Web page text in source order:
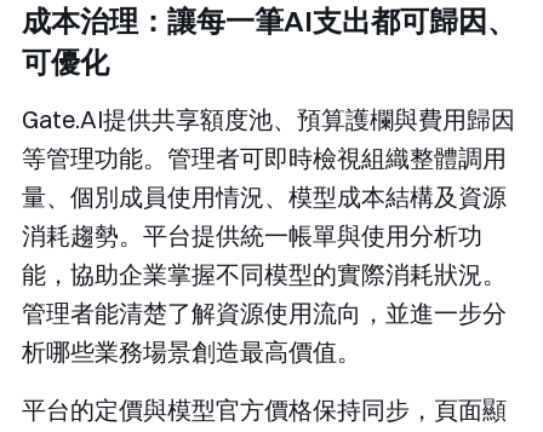
成本治理：讓每一筆AI支出都可歸因、
可優化
Gate.AI提供共享額度池、預算護欄與費用歸因
等管理功能。管理者可即時檢視組織整體調用
量、個別成員使用情況、模型成本結構及資源
消耗趨勢。平台提供統一帳單與使用分析功
能，協助企業掌握不同模型的實際消耗狀況。
管理者能清楚了解資源使用流向，並進一步分
析哪些業務場景創造最高價值。
平台的定價與模型官方價格保持同步，頁面顯